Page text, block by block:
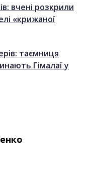
вчені розкрили
«крижаної
таємниця
Гімалаї у